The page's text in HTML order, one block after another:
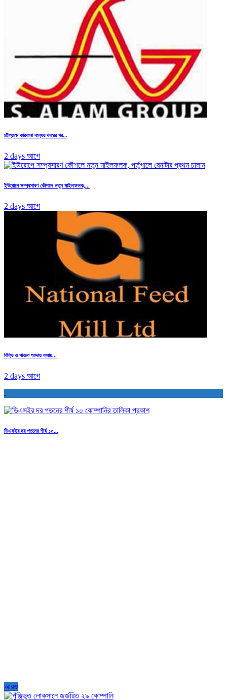
চট্টগ্রামে কারখানা বন্ধের খবরের পর...
2 days আগে
ইউরোপে সম্প্রসারণ কৌশলে নতুন মাইলফলক,...
2 days আগে
বিক্রি ও পাওনা আদায় কমায়...
2 days আগে
.
ডিএসইর দর পতনের শীর্ষ ১০...
আরও